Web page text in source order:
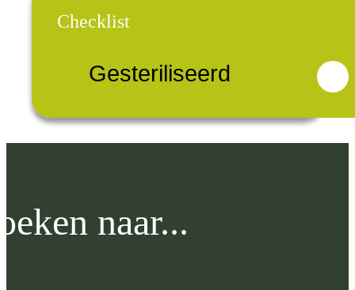
Checklist
Gesteriliseerd
naar...